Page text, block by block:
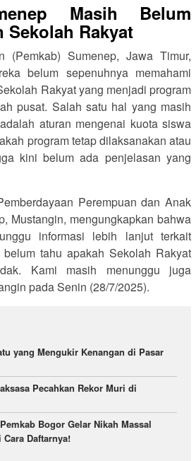
Masih Belum
Sekolah Rakyat
(Pemkab) Sumenep, Jawa Timur,
belum sepenuhnya memahami
Rakyat yang menjadi program
pusat. Salah satu hal yang masih
aturan mengenai kuota siswa
program tetap dilaksanakan atau
kini belum ada penjelasan yang
Perempuan dan Anak
Mustangin, mengungkapkan bahwa
informasi lebih lanjut terkait
belum tahu apakah Sekolah Rakyat
Kami masih menunggu juga
pada Senin (28/7/2025).
yang Mengukir Kenangan di Pasar
Pecahkan Rekor Muri di
Bogor Gelar Nikah Massal
Daftarnya!